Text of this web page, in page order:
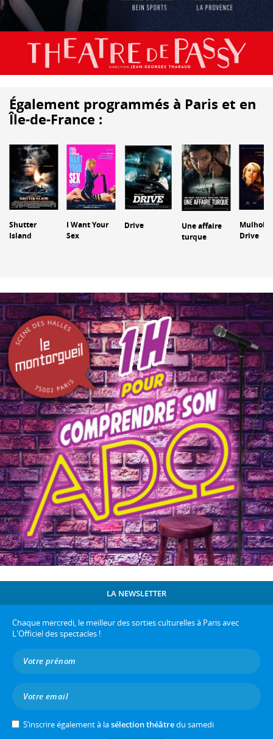
Également programmés à Paris et en
Île-de-France :
Shutter
Island
I Want Your
Sex
Drive
Une affaire
turque
Drive
LA NEWSLETTER
Chaque mercredi, le meilleur des sorties culturelles à Paris avec
L'Officiel des spectacles !
S’inscrire également à lasélection théâtredu samedi